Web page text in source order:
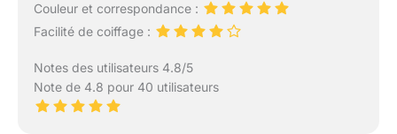
Couleur et correspondance :
Facilité de coiffage :
Notes des utilisateurs 4.8/5
Note de 4.8 pour 40 utilisateurs